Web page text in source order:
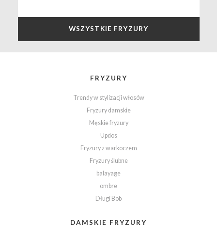
WSZYSTKIE FRYZURY
FRYZURY
Trendy w stylizacji włosów
Fryzury damskie
Męskie fryzury
Updos
Fryzury z warkoczem
Fryzury ślubne
balayage
ombre
Długi Bob
DAMSKIE FRYZURY